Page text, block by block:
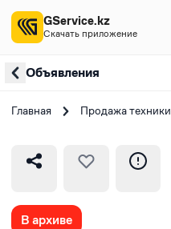
Объявления
Главная Продажа техники
В архиве
GService.kz
Скачать приложение